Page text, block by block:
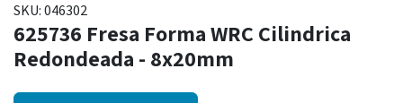
SKU: 046302
625736 Fresa Forma WRC Cilindrica
Redondeada - 8x20mm